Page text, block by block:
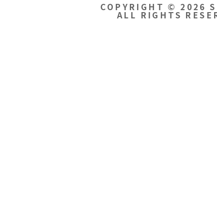
COPYRIGHT © 2026
ALL RIGHTS